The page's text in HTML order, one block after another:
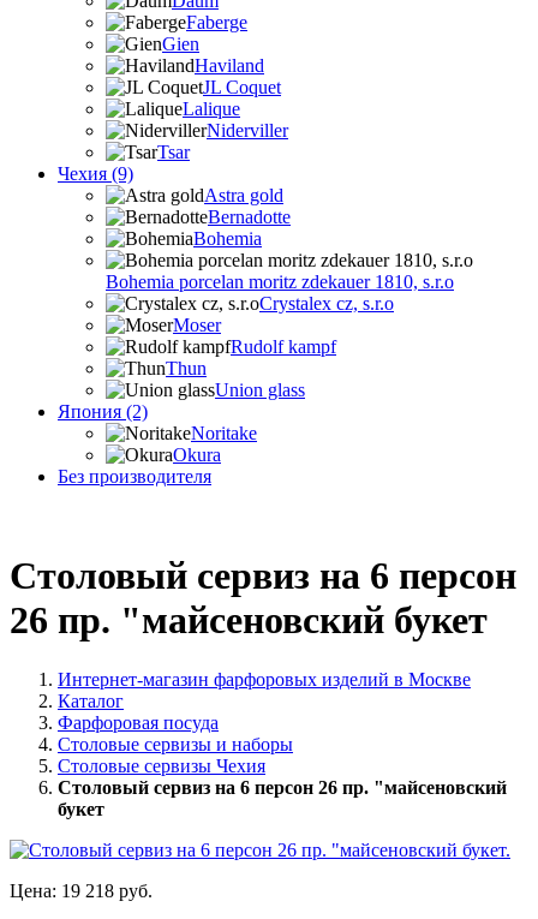
Faberge
Gien
Haviland
JL Coquet
Lalique
Niderviller
Tsar
Чехия (9)
Astra gold
Bernadotte
Bohemia
Bohemia porcelan moritz zdekauer 1810, s.r.o
Crystalex cz, s.r.o
Moser
Rudolf kampf
Thun
Union glass
Япония (2)
Noritake
Okura
Без производителя
Столовый сервиз на 6 персон
26 пр. "майсеновский букет
Интернет-магазин фарфоровых изделий в Москве
Каталог
Фарфоровая посуда
Столовые сервизы и наборы
Столовые сервизы Чехия
Столовый сервиз на 6 персон 26 пр. "майсеновский
букет
Цена: 19 218 руб.